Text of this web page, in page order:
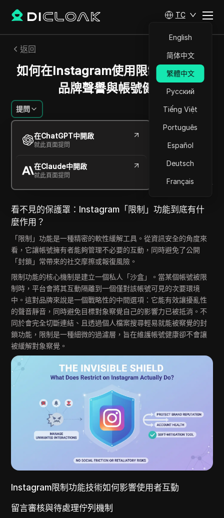
TC
English
简体中文
繁體中文
Русский
Tiếng Việt
Português
Español
Deutsch
Français
返回
如何在Instagram使用限制功能保護
品牌聲譽與帳號健康
提問
在ChatGPT中開啟
就此頁面提問
在Claude中開啟
就此頁面提問
Sandra Anderson
2026年5月 5 分鐘 閱讀
Copy Link
看不見的保護罩：Instagram「限制」功能到底有什
麼作用？
「限制」功能是一種精密的軟性緩解工具。從資訊安全的角度來
看，它讓帳號擁有者能夠管理不必要的互動，同時避免了公開
「封鎖」常帶來的社交摩擦或報復風險。
限制功能的核心機制是建立一個私人「沙盒」。當某個帳號被限
制時，平台會將其互動隔離到一個僅對該帳號可見的次要環境
中。這對品牌來說是一個戰略性的中間選項：它能有效讓擾亂性
的聲音靜音，同時避免目標對象察覺自己的影響力已被抵消。不
同於會完全切斷連結、且透過個人檔案搜尋輕易就能被察覺的封
鎖功能，限制是一種細微的過濾層，旨在維護帳號健康卻不會讓
被緩解對象察覺。
Instagram限制功能技術如何影響使用者互動
留言審核與待處理佇列機制